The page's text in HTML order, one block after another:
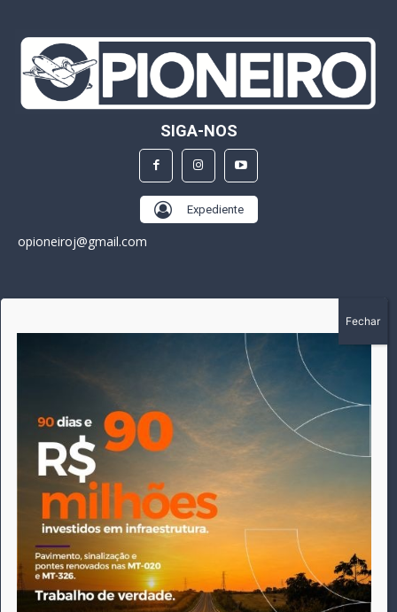
SIGA-NOS
Expediente
opioneiroj@gmail.com
A história do Pioneiro inicia em fevereiro de 2005 em
Canarana - MT, na época, como um jornal impresso semanal,
que chegou a possuir mil assinantes. Durante 15 anos, foram
publicadas 691 edições que narraram os acontecimentos
políticos, policiais e cotidianos de Canarana e região. Fiel a sua
origem, pautado sempre pela busca incessante da
imparcialidade, faz jus a sua logo, com o característico "avião
da praça" de Canarana, sendo o símbolo do
comprometimento deste veículo de comunicação com o
relato dos fatos neste município. Em 06 de dezembro de 2019
circulou a última edição impressa do jornal, que desde então
tem veiculação exclusivamente online.